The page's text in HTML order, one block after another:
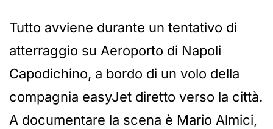
Tutto avviene durante un tentativo di
atterraggio su Aeroporto di Napoli
Capodichino, a bordo di un volo della
compagnia easyJet diretto verso la città.
A documentare la scena è Mario Almici,